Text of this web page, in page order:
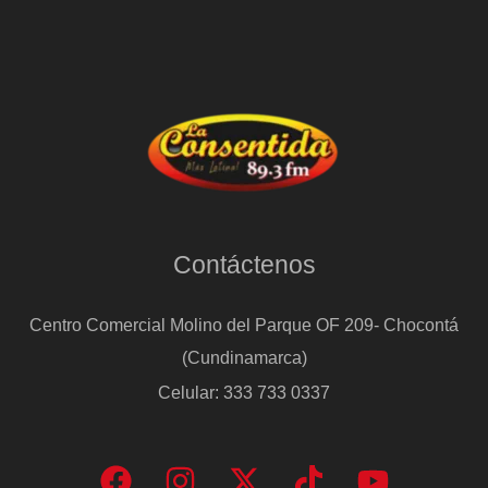
Contáctenos
Centro Comercial Molino del Parque OF 209- Chocontá
(Cundinamarca)
Celular: 333 733 0337